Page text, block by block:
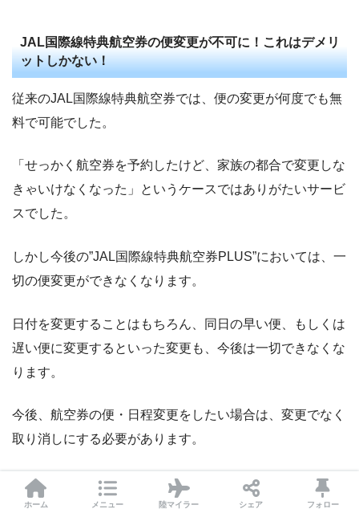
JAL国際線特典航空券の便変更が不可に！これはデメリ
ットしかない！
従来のJAL国際線特典航空券では、便の変更が何度でも無
料で可能でした。
「せっかく航空券を予約したけど、家族の都合で変更しな
きゃいけなくなった」というケースではありがたいサービ
スでした。
しかし今後の”JAL国際線特典航空券PLUS”においては、一
切の便変更ができなくなります。
日付を変更することはもちろん、同日の早い便、もしくは
遅い便に変更するといった変更も、今後は一切できなくな
ります。
今後、航空券の便・日程変更をしたい場合は、変更でなく
取り消しにする必要があります。
取消手数料（払戻手数料）は1枚の航空券につき3,100円。
家族4人だと12,400円。このようになります。
ホーム メニュー 陸マイラー シェア フォロー